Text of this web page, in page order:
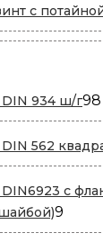
с
DIN 934 ш/г98
562
DIN6923 с
9